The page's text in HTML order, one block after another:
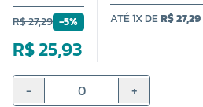
R$ 27,29 -5%
R$ 25,93
ATÉ 1X DER$ 27,29
- +